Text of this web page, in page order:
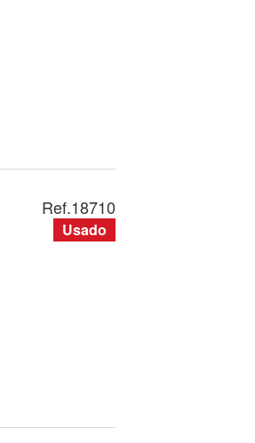
Ref.18710
Usado